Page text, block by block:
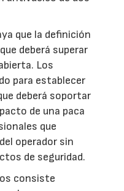
que la definición
deberá superar
Los
para establecer
deberá soportar
de una paca
que
operador sin
de seguridad.
consiste